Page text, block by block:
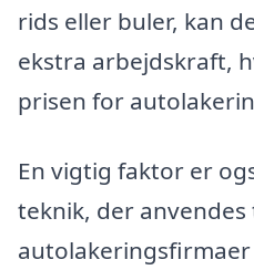
rids eller buler, kan
ekstra arbejdskraft,
prisen for
En vigtig faktor er
teknik, der